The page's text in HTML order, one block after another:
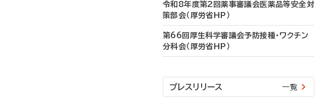
令和8年度第2回薬事審議会医薬品等安全対
策部会（厚労省HP）
第66回厚生科学審議会予防接種・ワクチン
分科会（厚労省HP）
プレスリリース 一覧